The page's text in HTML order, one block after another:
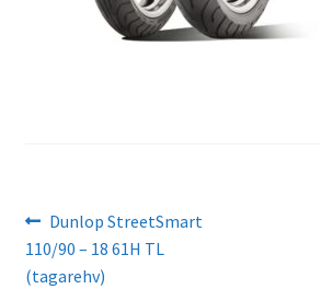
Navigeerimine
Eelmine
postitus:
Dunlop StreetSmart
110/90 – 18 61H TL
(tagarehv)